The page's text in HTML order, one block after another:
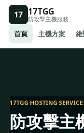
17 17TGG
防攻擊主機服務
首頁 主機方案
17TGG HOSTING SERVICE
防攻擊主